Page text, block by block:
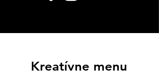
Kreatívne menu